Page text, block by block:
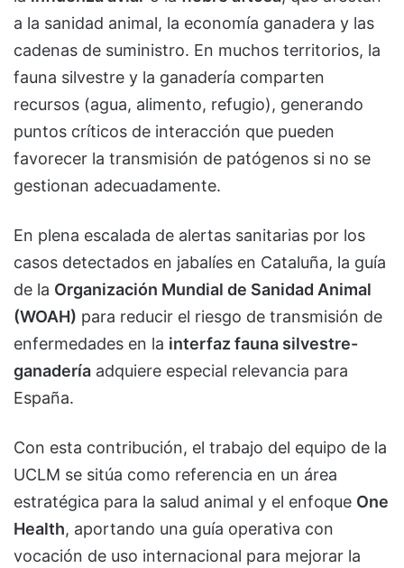
a la sanidad animal, la economía ganadera y las
cadenas de suministro. En muchos territorios, la
fauna silvestre y la ganadería comparten
recursos (agua, alimento, refugio), generando
puntos críticos de interacción que pueden
favorecer la transmisión de patógenos si no se
gestionan adecuadamente.
En plena escalada de alertas sanitarias por los
casos detectados en jabalíes en Cataluña, la guía
de la Organización Mundial de Sanidad Animal
(WOAH) para reducir el riesgo de transmisión de
enfermedades en la interfaz fauna silvestre-
ganadería adquiere especial relevancia para
España.
Con esta contribución, el trabajo del equipo de la
UCLM se sitúa como referencia en un área
estratégica para la salud animal y el enfoque One
Health, aportando una guía operativa con
vocación de uso internacional para mejorar la